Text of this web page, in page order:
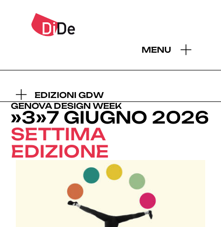
MENU
EDIZIONI GDW
GENOVA DESIGN WEEK
»3»7 GIUGNO 2026
SETTIMA
EDIZIONE